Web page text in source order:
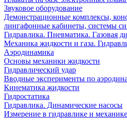
Звуковое оборудование
Демонстрационные комплексы,
лингафонные кабинеты, системы
Гидравлика. Пневматика. Газовая
Механика жидкости и газа.
Аэродинамика
Основы механики жидкости
Гидравлический удар
Вводные эксперименты по
Кинематика жидкости
Гидростатика
Гидравлика. Динамические насосы
Измерение в гидравлике и